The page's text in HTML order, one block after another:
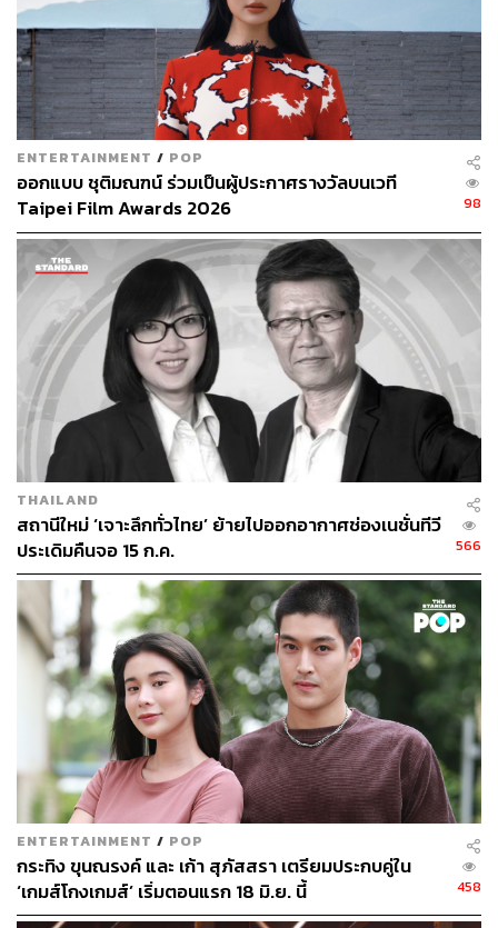
รางวัลผู้ประกาศข่าวหญิงยอดเยี่ยม
ณัฏฐา โกมลวาทิน รายการที่นี่ไทยพีบีเอสจากสถานี
โทรทัศน์ไทยพีบีเอส ออกอากาศทางสถานีโทรทัศน์ไทย
พีบีเอส ช่องหมายเลข 3
ประเภทรายการโทรทัศน์
รางวัลทอล์คโชว์ยอดเยี่ยม
รายการ
เปอร์สเปกทิฟ (Perspective) จากบริษัท เจ เอส
แอล โกลบอล มีเดีย จำกัด และบริษัท แบล็คดอท จำกัด
ออกอากาศทางช่อง 9 MCOT HD
รางวัลเกมโชว์ยอดเยี่ยม
รายการ
Masterchef All Stars Thailand จากบริษัท เฮลิ
โคเนีย เอช กรุ๊ป จำกัด ออกอากาศทางช่อง 7 HD
รางวัลวาไรตี้ยอดเยี่ยม
รายการSUPER 100 อัจฉริยะเกินร้อยจากบริษัท ซู
เปอร์จิ๋ว จำกัด ออกอากาศทางสถานีโทรทัศน์ช่องเวิร์ค
พอยท์ หมายเลข 23
รางวัลพิธีกรยอดเยี่ยม
กรรชัย กำเนิดพลอย รายการโหนกระแสจาก บริษัท บี
อีซี-มัลติมีเดีย จำกัด ออกอากาศทางสถานีวิทยุโทรทัศน์
ไทยทีวีสีช่อง 3 HD
รางวัลรายการเด็กยอดเยี่ยม
รายการ SUPER 10 อัจฉริยะพันธุ์จิ๋วจากบริษัท ไทย
บรอดคาสติ้ง จำกัด ออกอากาศทางสถานีโทรทัศน์ช่อง
เวิร์คพอยท์ หมายเลข 23
ENTERTAINMENT / POP
ออกแบบ ชุติมณฑน์ ร่วมเป็นผู้ประกาศรางวัลบนเวที
Taipei Film Awards 2026
98
THAILAND
สถานีใหม่ ‘เจาะลึกทั่วไทย’ ย้ายไปออกอากาศช่องเนชั่นทีวี
ประเดิมคืนจอ 15 ก.ค.
566
ENTERTAINMENT / POP
กระทิง ขุนณรงค์ และ เก้า สุภัสสรา เตรียมประกบคู่ใน
‘เกมส์โกงเกมส์’ เริ่มตอนแรก 18 มิ.ย. นี้
458